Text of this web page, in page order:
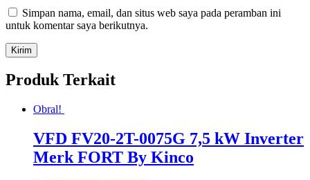
Simpan nama, email, dan situs web saya pada peramban ini
untuk komentar saya berikutnya.
Produk Terkait
Obral!
VFD FV20-2T-0075G 7,5 kW Inverter
Merk FORT By Kinco